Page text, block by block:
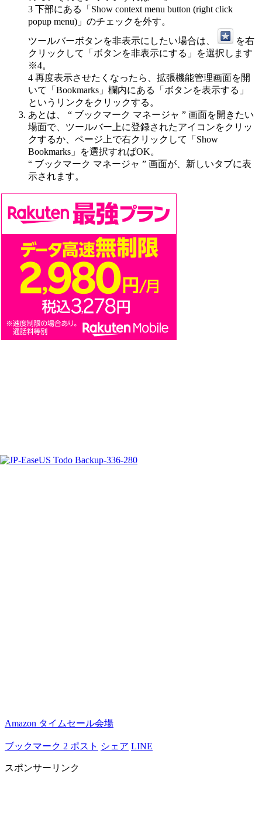
3 下部にある「Show context menu button (right click
popup menu)」のチェックを外す。
ツールバーボタンを非表示にしたい場合は、
を右
クリックして「ボタンを非表示にする」を選択します
※4。
4 再度表示させたくなったら、拡張機能管理画面を開
いて「Bookmarks」欄内にある「ボタンを表示する」
というリンクをクリックする。
あとは、 “ ブックマーク マネージャ ” 画面を開きたい
場面で、ツールバー上に登録されたアイコンをクリッ
クするか、ページ上で右クリックして「Show
Bookmarks」を選択すればOK。
“ ブックマーク マネージャ ” 画面が、新しいタブに表
示されます。
Amazon タイムセール会場
ブックマーク 2 ポスト シェア LINE
スポンサーリンク